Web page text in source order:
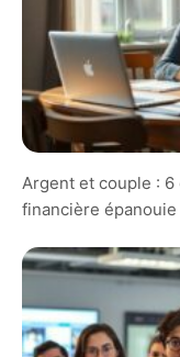
Argent et couple :
financière épanouie